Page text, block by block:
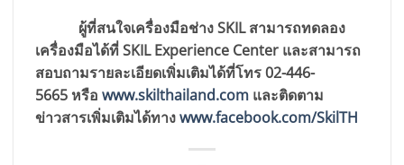
ผู้ที่สนใจเครื่องมือช่างSKIL สามารถทดลอง
เครื่องมือได้ที่ SKIL Experience Center และสามารถ
สอบถามรายละเอียดเพิ่มเติมได้ที่โทร 02-446-
5665 หรือ www.skilthailand.com และติดตาม
ข่าวสารเพิ่มเติมได้ทางwww.facebook.com/SkilTH